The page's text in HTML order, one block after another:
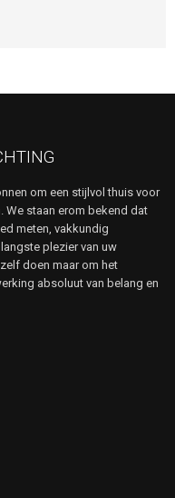
om een stijlvol thuis voor
We staan erom bekend dat
meten, vakkundig
plezier van uw
doen maar om het
absoluut van belang en